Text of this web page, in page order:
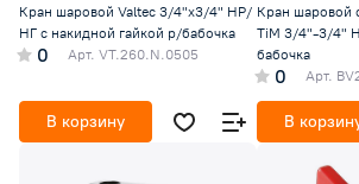
Кран шаровой Valtec 3/4"х3/4" НР/
НГ с накидной гайкой р/бабочка
0 Арт. VT.260.N.0505
В корзину
Кран шаровой
TiM 3/4"-3/4"
бабочка
0 Арт.
В